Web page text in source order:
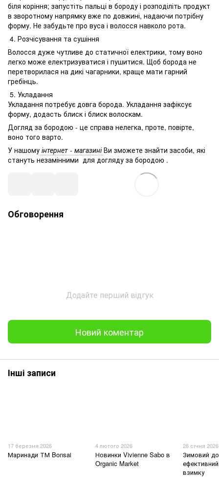
біля коріння; запустіть пальці в бороду і розподіліть продукт
в зворотному напрямку вже по довжині, надаючи потрібну
форму. Не забудьте про вуса і волосся навколо рота.
4. Розчісування та сушіння
Волосся дуже чутливе до статичної електрики, тому воно
легко може електризуватися і пушитися. Щоб борода не
перетворилася на дикі чагарники, краще мати гарний
гребінць.
5. Укладання
Укладання потребує довга борода. Укладання зафіксує
форму, додасть блиск і блиск волоскам.
Догляд за бородою - це справа нелегка, проте, повірте,
воно того варто.
У нашому інтернет - магазиніВи зможете знайти засоби, які
стануть незамінними для догляду за бородою .
Обговорення
Додайте перший відгук
Новий коментар
Інші записи
17 березня 2026
Маринади ТМ Bonsai
4 лютого 2026
Новинки Vivienne Sabo в
Organic Market
26 січня 2026
Зимовий
взимку